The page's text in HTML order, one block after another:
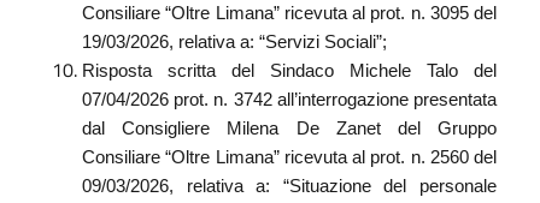
Consiliare “Oltre Limana” ricevuta al prot. n. 3095 del
19/03/2026, relativa a: “Servizi Sociali”;
Risposta scritta del Sindaco Michele Talo del
07/04/2026 prot. n. 3742 all’interrogazione presentata
dal Consigliere Milena De Zanet del Gruppo
Consiliare “Oltre Limana” ricevuta al prot. n. 2560 del
09/03/2026, relativa a: “Situazione del personale